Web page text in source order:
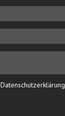
Datenschutzerklärung